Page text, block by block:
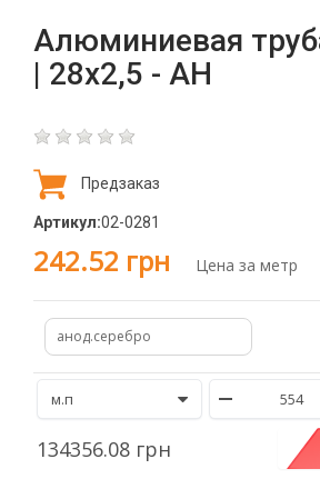
Алюминиевая
| 28х2,5 - АН
Предзаказ
Артикул:02-0281
242.52 грн Цена за метр
анод.серебро
134356.08 грн